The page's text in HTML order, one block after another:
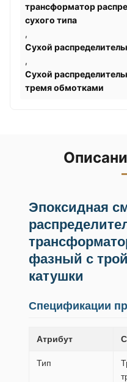
трансформатор
сухого типа
,
Сухой
,
Сухой
тремя обмотками
Эпоксидная
фазный с
катушки
Спецификации
Атрибут
Тип